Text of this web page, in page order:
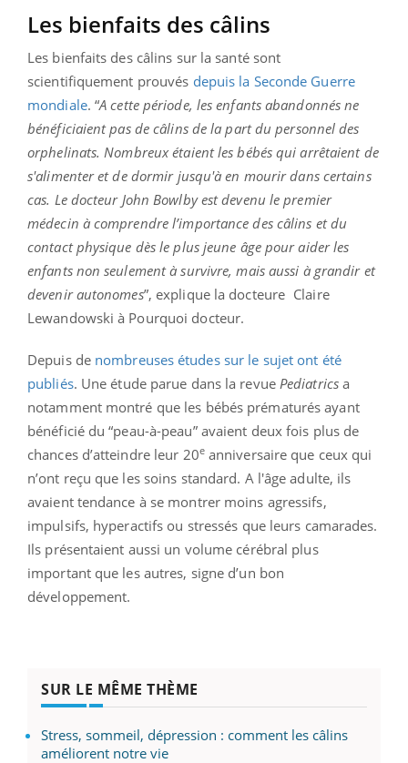
Les bienfaits des câlins
Les bienfaits des câlins sur la santé sont
scientifiquement prouvés depuis la Seconde Guerre
mondiale. “A cette période, les enfants abandonnés ne
bénéficiaient pas de câlins de la part du personnel des
orphelinats. Nombreux étaient les bébés qui arrêtaient de
s'alimenter et de dormir jusqu'à en mourir dans certains
cas. Le docteur John Bowlby est devenu le premier
médecin à comprendre l’importance des câlins et du
contact physique dès le plus jeune âge pour aider les
enfants non seulement à survivre, mais aussi à grandir et
devenir autonomes”, explique la docteure Claire
Lewandowski à Pourquoi docteur.
Depuis de nombreuses études sur le sujet ont été
publiés. Une étude parue dans la revue Pediatricsa
notamment montré que les bébés prématurés ayant
bénéficié du “peau-à-peau” avaient deux fois plus de
chances d’atteindre leur 20eanniversaire que ceux qui
n’ont reçu que les soins standard. A l'âge adulte, ils
avaient tendance à se montrer moins agressifs,
impulsifs, hyperactifs ou stressés que leurs camarades.
Ils présentaient aussi un volume cérébral plus
important que les autres, signe d’un bon
développement.
SUR LE MÊME THÈME
Stress, sommeil, dépression : comment les câlins
améliorent notre vie